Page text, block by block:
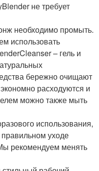
не требует
необходимо промыть.
использовать
– гель и
бережно очищают
расходуются и
можно также мыть
использования,
уходе
рекомендуем менять